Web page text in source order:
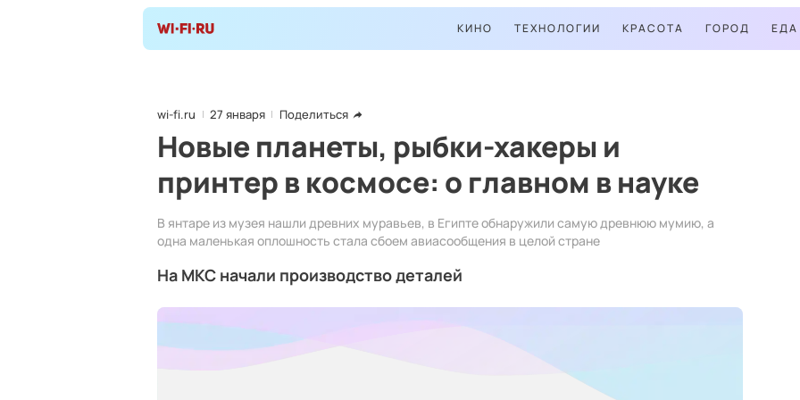
КИНО ТЕХНОЛОГИИ КРАСОТА ГОРОД ЕДА
wi-fi.ru 27 января Поделиться
Новые планеты, рыбки-хакеры и
принтер в космосе: о главном в науке
В янтаре из музея нашли древних муравьев, в Египте обнаружили самую древнюю мумию, а
одна маленькая оплошность стала сбоем авиасообщения в целой стране
На МКС начали производство деталей